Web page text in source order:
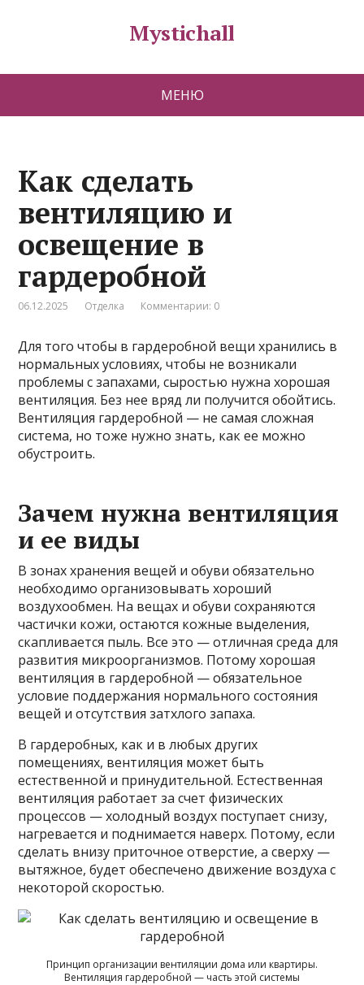
Mystichall
МЕНЮ
Как сделать
вентиляцию и
освещение в
гардеробной
06.12.2025 Отделка Комментарии: 0
Для того чтобы в гардеробной вещи хранились в
нормальных условиях, чтобы не возникали
проблемы с запахами, сыростью нужна хорошая
вентиляция. Без нее вряд ли получится обойтись.
Вентиляция гардеробной — не самая сложная
система, но тоже нужно знать, как ее можно
обустроить.
Зачем нужна вентиляция
и ее виды
В зонах хранения вещей и обуви обязательно
необходимо организовывать хороший
воздухообмен. На вещах и обуви сохраняются
частички кожи, остаются кожные выделения,
скапливается пыль. Все это — отличная среда для
развития микроорганизмов. Потому хорошая
вентиляция в гардеробной — обязательное
условие поддержания нормального состояния
вещей и отсутствия затхлого запаха.
В гардеробных, как и в любых других
помещениях, вентиляция может быть
естественной и принудительной. Естественная
вентиляция работает за счет физических
процессов — холодный воздух поступает снизу,
нагревается и поднимается наверх. Потому, если
сделать внизу приточное отверстие, а сверху —
вытяжное, будет обеспечено движение воздуха с
некоторой скоростью.
Принцип организации вентиляции дома или квартиры.
Вентиляция гардеробной — часть этой системы